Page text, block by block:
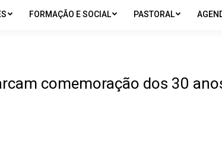
FORMAÇÃO E SOCIAL PASTORAL
comemoração dos 30